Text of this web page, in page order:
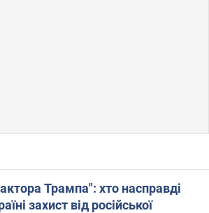
Трампа": хто насправді
захист від російської